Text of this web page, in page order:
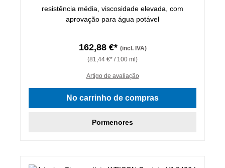
resistência média, viscosidade elevada, com
aprovação para água potável
162,88 €* (incl. IVA)
(81,44 €* / 100 ml)
Artigo de avaliação
No carrinho de compras
Pormenores